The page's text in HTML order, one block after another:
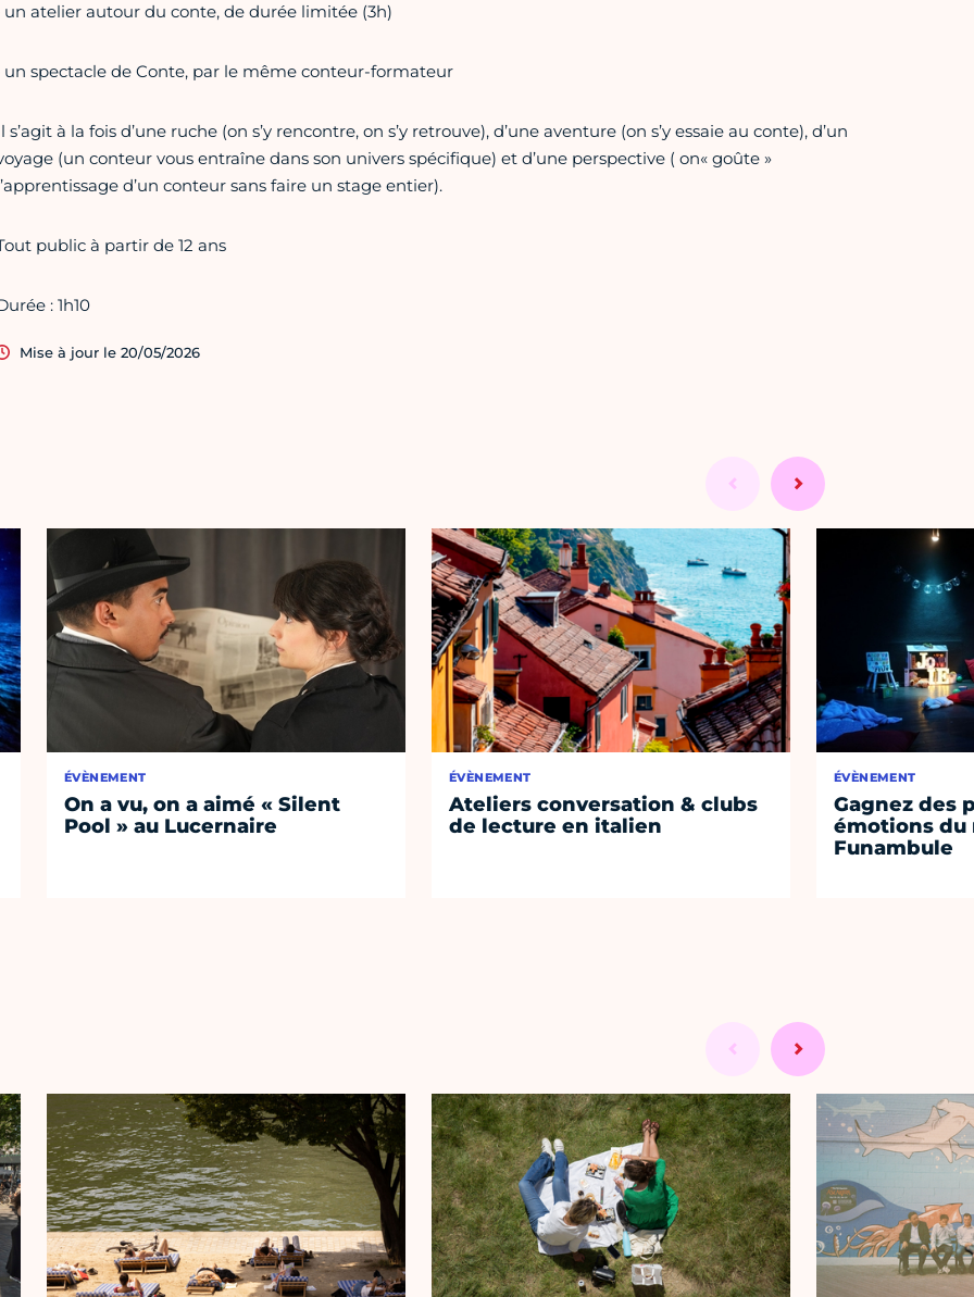
un atelier autour du conte, de durée limitée (3h)
un spectacle de Conte, par le même conteur-formateur
s’agit à la fois d’une ruche (on s’y rencontre, on s’y retrouve), d’une aventure (on s’y essaie au conte), d’un
(un conteur vous entraîne dans son univers spécifique) et d’une perspective ( on« goûte »
d’un conteur sans faire un stage entier).
public à partir de 12 ans
: 1h10
Mise à jour le 20/05/2026
ÉVÈNEMENT
On a vu, on a aimé « Silent
Pool » au Lucernaire
ÉVÈNEMENT
Ateliers conversation & clubs
de lecture en italien
ÉVÈNEMENT
Gagnez des
émotions du
Funambule